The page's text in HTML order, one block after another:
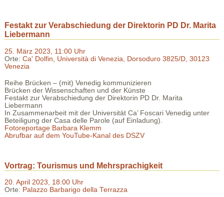
Festakt zur Verabschiedung der Direktorin PD Dr. Marita
Liebermann
25. März 2023, 11:00 Uhr
Orte: Ca' Dolfin, Università di Venezia, Dorsoduro 3825/D, 30123
Venezia
Reihe Brücken – (mit) Venedig kommunizieren
Brücken der Wissenschaften und der Künste
Festakt zur Verabschiedung der Direktorin PD Dr. Marita
Liebermann
In Zusammenarbeit mit der Universität Ca’ Foscari Venedig unter
Beteiligung der Casa delle Parole (auf Einladung).
Fotoreportage Barbara Klemm
Abrufbar auf dem YouTube-Kanal des DSZV
Vortrag: Tourismus und Mehrsprachigkeit
20. April 2023, 18:00 Uhr
Orte: Palazzo Barbarigo della Terrazza